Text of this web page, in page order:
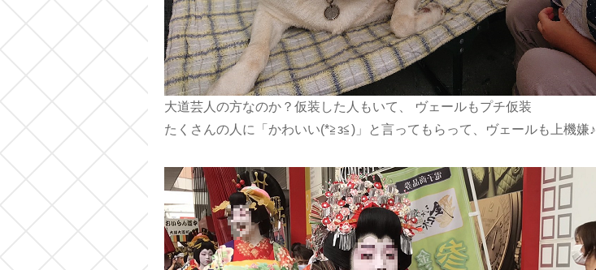
大道芸人の方なのか？仮装した人もいて、 ヴェールもプチ仮装
たくさんの人に「かわいい(*≧з≦)」と言ってもらって、ヴェールも上機嫌♪